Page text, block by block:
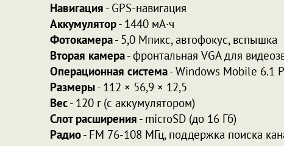
Навигация - GPS-навигация
Аккумулятор- 1440 мА·ч
Фотокамера- 5,0 Мпикс, автофокус, вспышка
Вторая камера- фронтальная VGA для
Операционная система- Windows Mobile 6.1
Размеры- 112 × 56,9 × 12,5
Вес- 120 г (с аккумулятором)
Слот расширения - microSD (до 16 Гб)
Радио- FM 76-108 МГц, поддержка поиска